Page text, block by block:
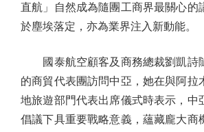
直航」自然成為隨團工商界最關心的
於塵埃落定，亦為業界注入新動能。
國泰航空顧客及商務總裁劉凱詩
的商貿代表團訪問中亞，她在與阿拉
地旅遊部門代表出席儀式時表示，中
倡議下具重要戰略意義，蘊藏龐大商